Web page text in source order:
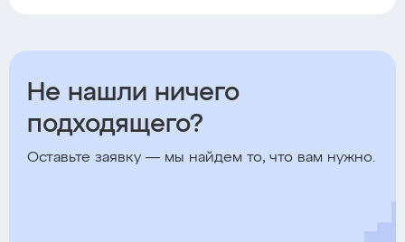
Не нашли ничего
подходящего?
Оставьте заявку — мы найдем то, что вам нужно.